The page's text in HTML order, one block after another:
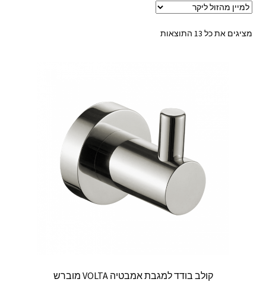
מציגים את כל ⁦13⁩ התוצאות
ממוין
קולב בודד למגבת אמבטיה VOLTA מוברש